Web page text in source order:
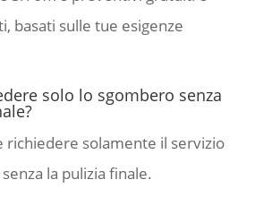
basati sulle tue esigenze
solo lo sgombero senza
richiedere solamente il servizio
la pulizia finale.